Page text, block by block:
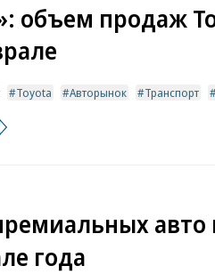
объем продаж
Toyota Авторынок Транспорт
авто
года